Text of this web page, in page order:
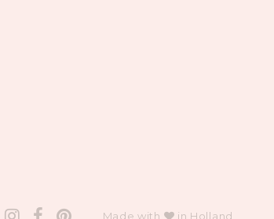
Made with in Holland